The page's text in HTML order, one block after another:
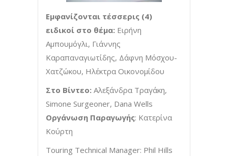
Εμφανίζονται τέσσερις (4)
ειδικοί στο θέμα: Ειρήνη
Αμπουμόγλι, Γιάννης
Καραπαναγιωτίδης, Δάφνη Μόσχου-
Χατζώκου, Ηλέκτρα Οικονομίδου
Στο Βίντεο: Αλεξάνδρα Τραγάκη,
Simone Surgeoner, Dana Wells
Οργάνωση Παραγωγής: Κατερίνα
Κούρτη
Touring Technical Manager: Phil Hills